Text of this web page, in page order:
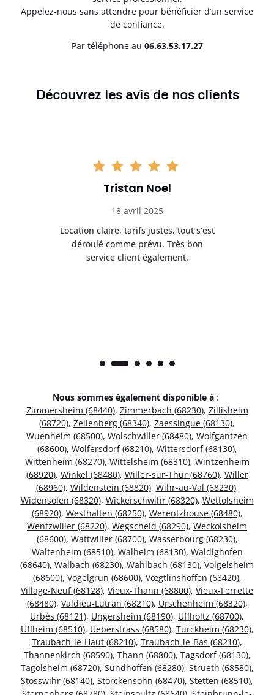
Appelez-nous sans attendre pour bénéficier d’un service
de confiance.
Par téléphone au 06.63.53.17.27
Découvrez les avis de nos clients
Tristan Noel
18 avril 2025
Location claire, tarifs justes, tout s’est
déroulé comme prévu. Très bon
service client également.
Nous sommes également disponible à :
Zimmersheim (68440), Zimmerbach (68230), Zillisheim
(68720), Zellenberg (68340), Zaessingue (68130),
Wuenheim (68500), Wolschwiller (68480), Wolfgantzen
(68600), Wolfersdorf (68210), Wittersdorf (68130),
Wittenheim (68270), Wittelsheim (68310), Wintzenheim
(68920), Winkel (68480), Willer-sur-Thur (68760), Willer
(68960), Wildenstein (68820), Wihr-au-Val (68230),
Widensolen (68320), Wickerschwihr (68320), Wettolsheim
(68920), Westhalten (68250), Werentzhouse (68480),
Wentzwiller (68220), Wegscheid (68290), Weckolsheim
(68600), Wattwiller (68700), Wasserbourg (68230),
Waltenheim (68510), Walheim (68130), Waldighofen
(68640), Walbach (68230), Wahlbach (68130), Volgelsheim
(68600), Vogelgrun (68600), Vœgtlinshoffen (68420),
Village-Neuf (68128), Vieux-Thann (68800), Vieux-Ferrette
(68480), Valdieu-Lutran (68210), Urschenheim (68320),
Urbès (68121), Ungersheim (68190), Uffholtz (68700),
Uffheim (68510), Ueberstrass (68580), Turckheim (68230),
Traubach-le-Haut (68210), Traubach-le-Bas (68210),
Thannenkirch (68590), Thann (68800), Tagsdorf (68130),
Tagolsheim (68720), Sundhoffen (68280), Strueth (68580),
Stosswihr (68140), Storckensohn (68470), Stetten (68510),